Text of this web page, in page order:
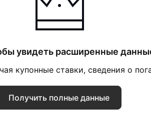
увидеть расширенные
купонные ставки, сведения о
Получить полные данные